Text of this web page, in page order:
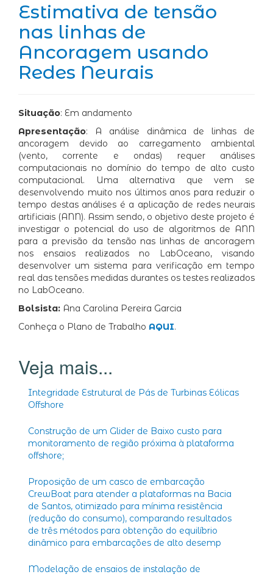
Estimativa de tensão
nas linhas de
Ancoragem usando
Redes Neurais
Situação: Em andamento
Apresentação: A análise dinâmica de linhas de
ancoragem devido ao carregamento ambiental
(vento, corrente e ondas) requer análises
computacionais no domínio do tempo de alto custo
computacional. Uma alternativa que vem se
desenvolvendo muito nos últimos anos para reduzir o
tempo destas análises é a aplicação de redes neurais
artificiais (ANN). Assim sendo, o objetivo deste projeto é
investigar o potencial do uso de algoritmos de ANN
para a previsão da tensão nas linhas de ancoragem
nos ensaios realizados no LabOceano, visando
desenvolver um sistema para verificação em tempo
real das tensões medidas durantes os testes realizados
no LabOceano.
Bolsista: Ana Carolina Pereira Garcia
Conheça o Plano de Trabalho AQUI.
Integridade Estrutural de Pás de Turbinas Eólicas
Offshore
Construção de um Glider de Baixo custo para
monitoramento de região próxima à plataforma
offshore;
Proposição de um casco de embarcação
CrewBoat para atender a plataformas na Bacia
de Santos, otimizado para mínima resistência
(redução do consumo), comparando resultados
de três métodos para obtenção do equilíbrio
dinâmico para embarcações de alto desemp
Modelação de ensaios de instalação de